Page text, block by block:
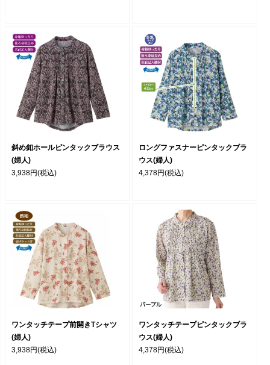
斜め釦ホールピンタックブラウス
(婦人)
3,938円(税込)
ロングファスナーピンタックブラ
ウス(婦人)
4,378円(税込)
ワンタッチテープ前開きTシャツ
(婦人)
3,938円(税込)
ワンタッチテープピンタックブラ
ウス(婦人)
4,378円(税込)